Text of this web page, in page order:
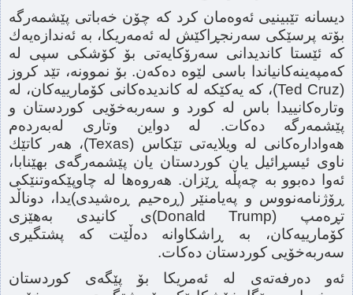
دیسانە تێبینیی ئەوەمان كرد كە چۆن خەباتی پێشمەرگە
بۆتە پرسێكی سەرنجڕاكێش لە ئەمەریكا، بە ئەندازەیەك
كە ئێستا كاندیدانی سەرۆكایەتی بۆ كۆشكی سپی لە
كەمپەینەكانیاندا باسی لێوە دەكەن. بۆ نموونە، تێد كروز
(Ted Cruz)، كە یەكێكە لە كاندیدەكانی كۆمارییەكان، لە
وتارەكانییدا باس لە كورد و سەربەخۆیی كوردستان و
پێشمەرگە دەكات. لە دواین وتاری لەبەردەم
هەوادارەكانی لە ویلایەتی تێكاس (Texas)، هەر كاتێك
ناوی ئیسڕائیل یان كوردستان یان پێشمەرگەی بهێنابا،
ئەوا دەبوو بە چەپڵە ڕێزان. هەروەها لە چاوپێكەوتنێكی
ڕۆژنامەنووس و پەیامنێر (ڕەحیم ڕەشیدی)یدا، دوناڵد
تڕەمپ (Donald Trump)ی كانیدی بەهێزی
كۆمارییەكان، بە ڕاشكاوانە دەڵێت كە پشتگیری
سەربەخۆیی كوردستان دەكات.
ئەو دەرفەتەی لە ئەمریكا بۆ پێگەی كوردستان